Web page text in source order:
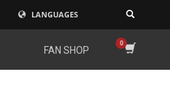
LANGUAGES
FAN SHOP